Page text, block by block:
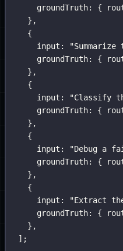
concorrenza.
Esegue
target
restituisce
punteggi
aggregati.
groundTruth: {
},
{
input : "
groundTruth: {
},
{
input : "Classify
groundTruth: {
},
{
input : "Debug a
groundTruth: {
},
{
input : "Extract
groundTruth: {
},
];